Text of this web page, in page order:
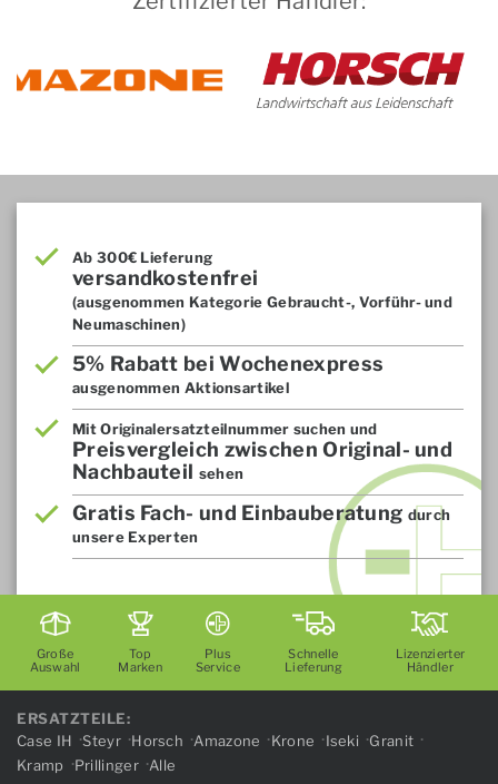
Ab 300€ Lieferung
versandkostenfrei
(ausgenommen Kategorie Gebraucht-, Vorführ- und
Neumaschinen)
5% Rabatt bei Wochenexpress
ausgenommen Aktionsartikel
Mit Originalersatzteilnummer suchen und
Preisvergleich zwischen Original- und
Nachbauteil sehen
Gratis Fach- und Einbauberatung durch
unsere Experten
Große
Auswahl
Top
Marken
Plus
Service
Schnelle
Lieferung
Lizenzierter
Händler
ERSATZTEILE:
Case IH
Steyr Horsch Amazone Krone Iseki
Granit
Kramp
Prillinger Alle